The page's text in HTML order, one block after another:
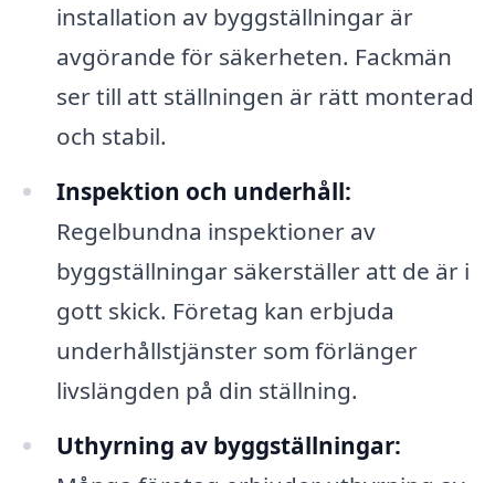
installation av byggställningar är
avgörande för säkerheten. Fackmän
ser till att ställningen är rätt monterad
och stabil.
Inspektion och underhåll:
Regelbundna inspektioner av
byggställningar säkerställer att de är i
gott skick. Företag kan erbjuda
underhållstjänster som förlänger
livslängden på din ställning.
Uthyrning av byggställningar: